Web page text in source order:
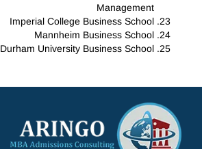
Management
Imperial College Business School
Mannheim Business School
Durham University Business School